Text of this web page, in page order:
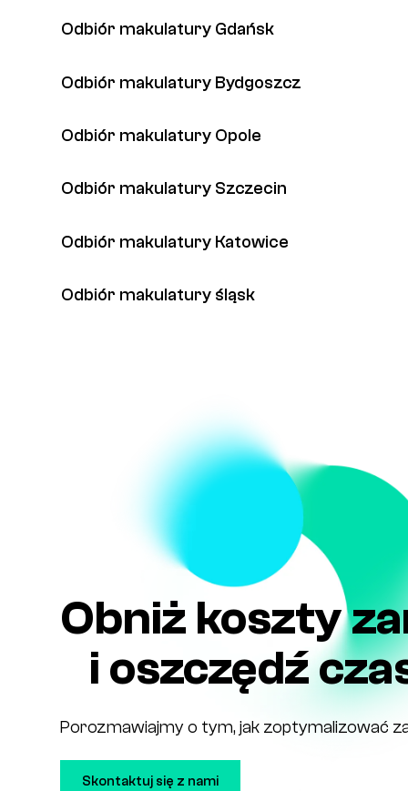
Odbiór makulatury Gdańsk
Odbiór makulatury Bydgoszcz
Odbiór makulatury Opole
Odbiór makulatury Szczecin
Odbiór makulatury Katowice
Odbiór makulatury śląsk
Obniż koszty
i oszczędź
Porozmawiajmy o tym, jak zoptymalizować
Skontaktuj się z nami